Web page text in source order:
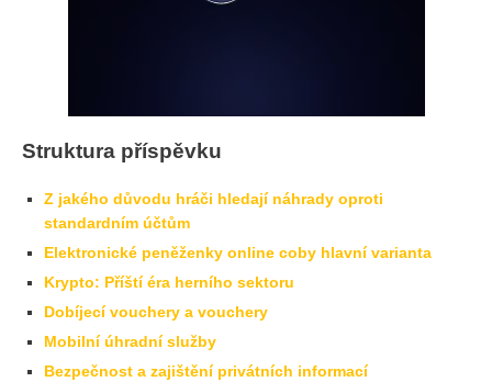
Struktura příspěvku
Z jakého důvodu hráči hledají náhrady oproti
standardním účtům
Elektronické peněženky online coby hlavní varianta
Krypto: Příští éra herního sektoru
Dobíjecí vouchery a vouchery
Mobilní úhradní služby
Bezpečnost a zajištění privátních informací